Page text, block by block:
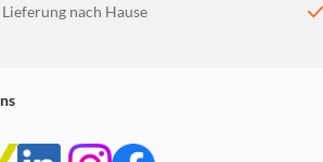
nach Hause